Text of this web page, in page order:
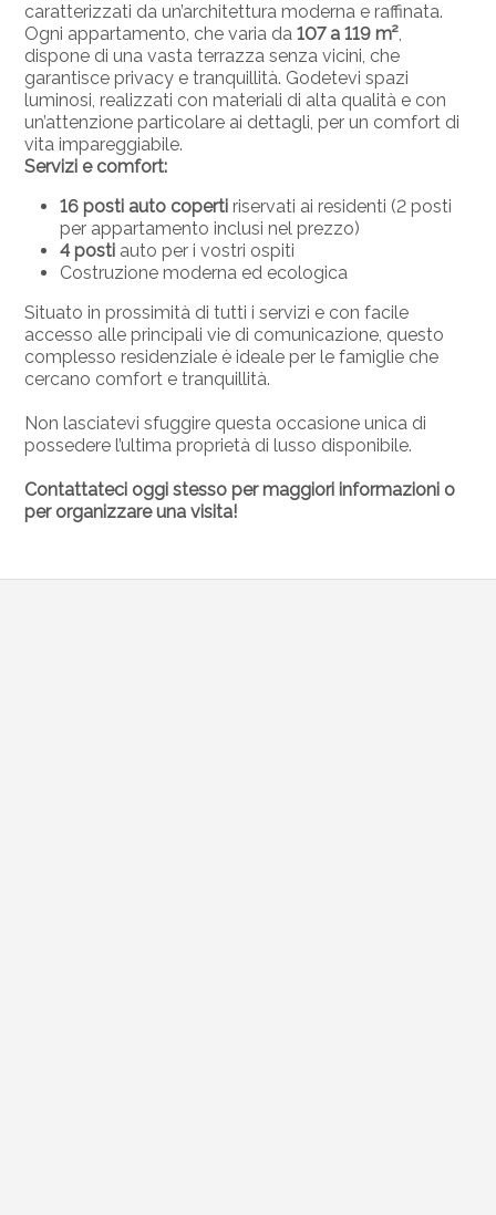
caratterizzati da un’architettura moderna e raffinata.
Ogni appartamento, che varia da107 a 119 m²,
dispone di una vasta terrazza senza vicini, che
garantisce privacy e tranquillità. Godetevi spazi
luminosi, realizzati con materiali di alta qualità e con
un’attenzione particolare ai dettagli, per un comfort di
vita impareggiabile.
Servizi e comfort:
16 posti auto coperti riservati ai residenti (2 posti
per appartamento inclusi nel prezzo)
4 posti auto per i vostri ospiti
Costruzione moderna ed ecologica
Situato in prossimità di tutti i servizi e con facile
accesso alle principali vie di comunicazione, questo
complesso residenziale è ideale per le famiglie che
cercano comfort e tranquillità.
Non lasciatevi sfuggire questa occasione unica di
possedere l’ultima proprietà di lusso disponibile.
Contattateci oggi stesso per maggiori informazioni o
per organizzare una visita!